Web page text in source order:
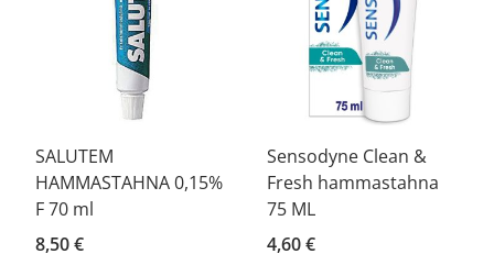
SALUTEM
HAMMASTAHNA 0,15%
F 70 ml
8,50 €
Sensodyne Clean &
Fresh hammastahna
75 ML
4,60 €